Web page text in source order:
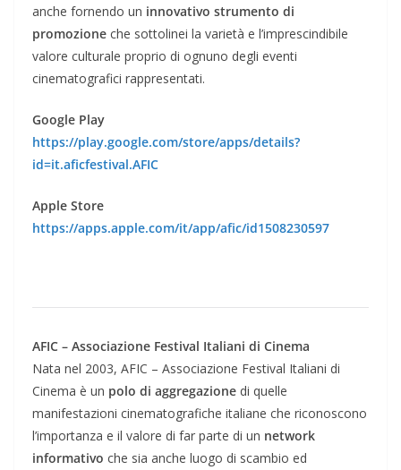
anche fornendo un innovativo strumento di
promozione che sottolinei la varietà e l’imprescindibile
valore culturale proprio di ognuno degli eventi
cinematografici rappresentati.
Google Play
https://play.google.com/store/apps/details?
id=it.aficfestival.AFIC
Apple Store
https://apps.apple.com/it/app/afic/id1508230597
AFIC – Associazione Festival Italiani di Cinema
Nata nel 2003, AFIC – Associazione Festival Italiani di
Cinema è un polo di aggregazione di quelle
manifestazioni cinematografiche italiane che riconoscono
l’importanza e il valore di far parte di un network
informativo che sia anche luogo di scambio ed